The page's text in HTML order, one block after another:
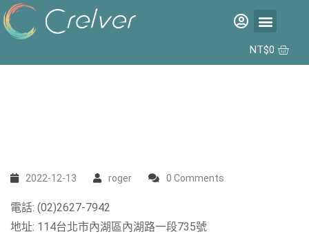
NT$0
2022-12-13 roger 0 Comments
電話: (02)2627-7942
地址: 114台北市內湖區內湖路一段735號